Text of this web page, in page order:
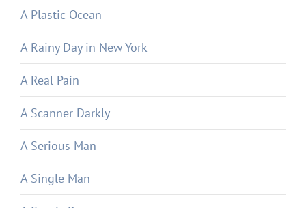
A Plastic Ocean
A Rainy Day in New York
A Real Pain
A Scanner Darkly
A Serious Man
A Single Man